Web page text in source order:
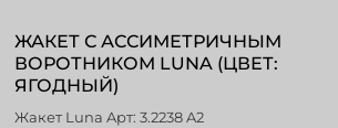
ЖАКЕТ С АССИМЕТРИЧНЫМ
ВОРОТНИКОМ LUNA (ЦВЕТ:
ЯГОДНЫЙ)
Жакет Luna Aрт: 3.2238 A2